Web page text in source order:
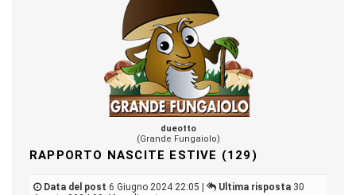
dueotto
(Grande Fungaiolo)
RAPPORTO NASCITE ESTIVE (129)
Data del post 6 Giugno 2024 22:05 | Ultima risposta 30